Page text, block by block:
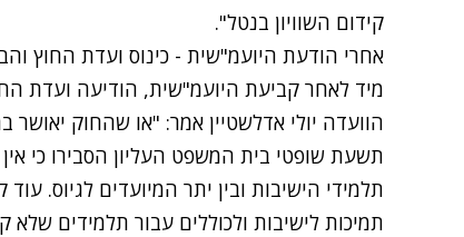
קידום השוויון בנטל".
אחרי הודעת היועמ"שית - כינוס ועדת החוץ
מיד לאחר קביעת היועמ"שית, הודיעה ועדת
הוועדה יולי אדלשטיין אמר: "או שהחוק
תשעת שופטי בית המשפט העליון הסבירו כי
תלמידי הישיבות ובין יתר המיועדים לגיוס.
תמיכות לישיבות ולכוללים עבור תלמידים